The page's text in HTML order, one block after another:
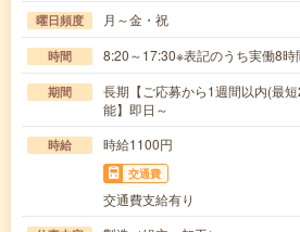
曜日頻度 月～金・祝
時間 8:20～17:30※表記のうち実働8時
期間
長期【ご応募から1週間以内(最
能】即日～
時給 時給1100円
交通費
交通費支給有り